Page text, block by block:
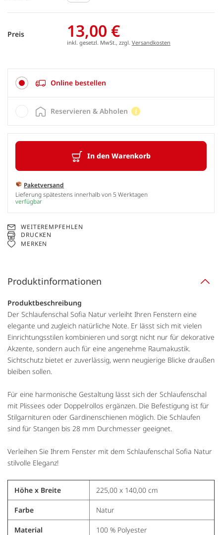
Preis 13,00 €
inkl. gesetzl. MwSt., zzgl. Versandkosten
Online bestellen
In den Warenkorb
Paketversand
Lieferung spätestens innerhalb von 5 Werktagen
verfügbar
Reservieren & Abholen
WEITEREMPFEHLEN
DRUCKEN
MERKEN
Produktinformationen
Produktbeschreibung
Der Schlaufenschal Sofia Natur verleiht Ihren Fenstern eine
elegante und zugleich natürliche Note. Er lässt sich mit vielen
Einrichtungsstilen kombinieren und sorgt nicht nur für dekorative
Akzente, sondern auch für eine angenehme Raumakustik.
Sichtschutz bietet er zuverlässig, wenn neugierige Blicke draußen
bleiben sollen.
Für eine harmonische Gestaltung lässt sich der Schlaufenschal
mit Plissees oder Doppelrollos ergänzen. Die Befestigung ist für
Stilgarnituren oder Gardinenschienen möglich. Die Schlaufen
sind für Stangen bis 28 mm Durchmesser geeignet.
Verleihen Sie Ihrem Fenster mit dem Schlaufenschal Sofia Natur
stilvolle Eleganz!
Höhe x Breite 225,00 x 140,00 cm
Farbe Natur
Material 100 % Polyester